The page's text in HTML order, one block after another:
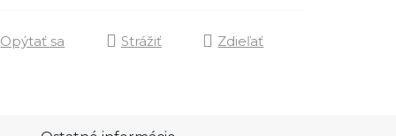
Opýtať sa Strážiť Zdieľať